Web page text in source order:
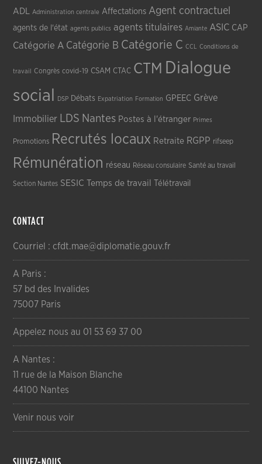
ADL Administration centrale Affectations Agent contractuel
agents de l'état agents publics agents titulaires Amiante ASIC CAP
Catégorie A Catégorie B Catégorie C CCL Conditions de
travail Congrès covid-19 CSAM CTAC CTM Dialogue
social
DSP Débats Expatriation Formation GPEEC Grève
Immobilier LDS Nantes Postes à l'étranger Primes
Promotions Recrutés locaux Retraite RGPP rifseep
Rémunération réseau Réseau consulaire Santé au travail
Section Nantes SESIC Temps de travail Télétravail
CONTACT
Courriel : cfdt.mae@diplomatie.gouv.fr
A Paris :
57 bd des Invalides
75007 Paris
Appelez nous au 01 53 69 37 00
A Nantes :
11 rue de la Maison Blanche
44100 Nantes
Venir nous voir
SUIVEZ-NOUS